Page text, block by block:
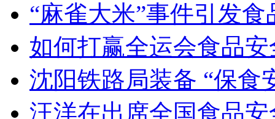
“麻雀大米”事件引发
如何打赢全运会食品安
沈阳铁路局装备 “保食
汪洋在出席全国食品